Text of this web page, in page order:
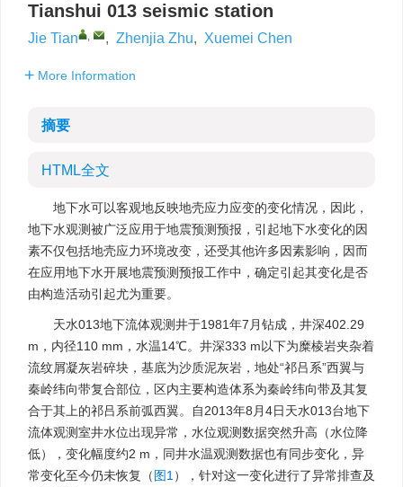
Tianshui 013 seismic station
Jie Tian , , Zhenjia Zhu, Xuemei Chen
More Information
摘要
HTML全文
地下水可以客观地反映地壳应力应变的变化情况，因此，
地下水观测被广泛应用于地震预测预报，引起地下水变化的因
素不仅包括地壳应力环境改变，还受其他许多因素影响，因而
在应用地下水开展地震预测预报工作中，确定引起其变化是否
由构造活动引起尤为重要。
天水013地下流体观测井于1981年7月钻成，井深402.29
m，内径110 mm，水温14℃。井深333 m以下为糜棱岩夹杂着
流纹屑凝灰岩碎块，基底为沙质泥灰岩，地处“祁吕系”西翼与
秦岭纬向带复合部位，区内主要构造体系为秦岭纬向带及其复
合于其上的祁吕系前弧西翼。自2013年8月4日天水013台地下
流体观测室井水位出现异常，水位观测数据突然升高（水位降
低），变化幅度约2 m，同井水温观测数据也有同步变化，异
常变化至今仍未恢复（图1 ），针对这一变化进行了异常排查及